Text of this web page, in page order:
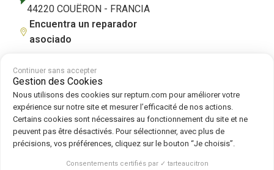
44220 COUËRON - FRANCIA
Encuentra un reparador
asociado
Condiciones generales de venta Aviso legal Política de privacidad
Cookies|Política de cookies
Síguenos en :
Repturn 2026
Continuer sans accepter
Gestion des Cookies
Nous utilisons des cookies sur repturn.com pour améliorer votre
expérience sur notre site et mesurer l’efficacité de nos actions.
Certains cookies sont nécessaires au fonctionnement du site et ne
peuvent pas être désactivés. Pour sélectionner, avec plus de
précisions, vos préférences, cliquez sur le bouton “Je choisis”.
Consentements certifiés par ✓ tarteaucitron